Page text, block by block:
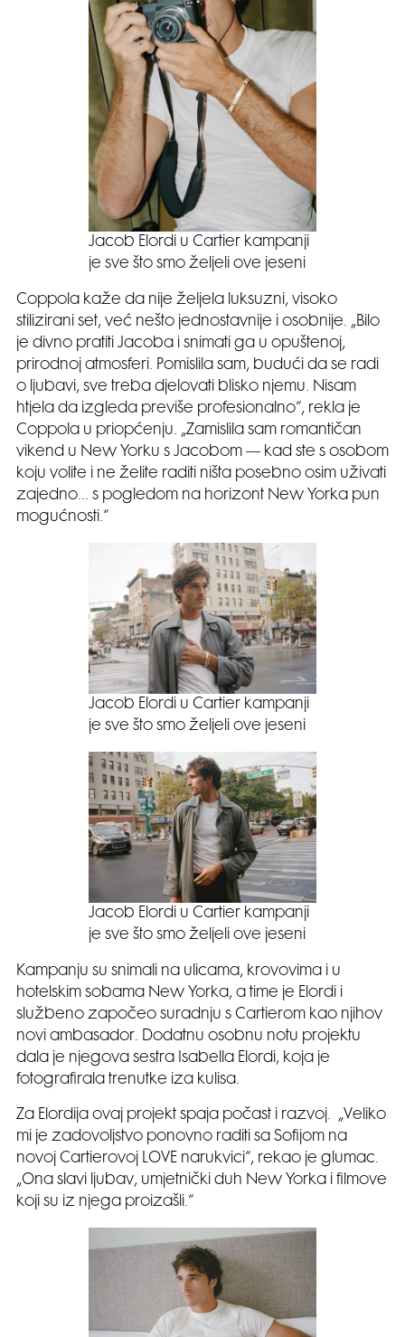
Jacob Elordi u Cartier kampanji
je sve što smo željeli ove jeseni
Coppola kaže da nije željela luksuzni, visoko
stilizirani set, već nešto jednostavnije i osobnije. „Bilo
je divno pratiti Jacoba i snimati ga u opuštenoj,
prirodnoj atmosferi. Pomislila sam, budući da se radi
o ljubavi, sve treba djelovati blisko njemu. Nisam
htjela da izgleda previše profesionalno“, rekla je
Coppola u priopćenju. „Zamislila sam romantičan
vikend u New Yorku s Jacobom — kad ste s osobom
koju volite i ne želite raditi ništa posebno osim uživati
zajedno… s pogledom na horizont New Yorka pun
mogućnosti.“
Jacob Elordi u Cartier kampanji
je sve što smo željeli ove jeseni
Jacob Elordi u Cartier kampanji
je sve što smo željeli ove jeseni
Kampanju su snimali na ulicama, krovovima i u
hotelskim sobama New Yorka, a time je Elordi i
službeno započeo suradnju s Cartierom kao njihov
novi ambasador. Dodatnu osobnu notu projektu
dala je njegova sestra Isabella Elordi, koja je
fotografirala trenutke iza kulisa.
Za Elordija ovaj projekt spaja počast i razvoj. „Veliko
mi je zadovoljstvo ponovno raditi sa Sofijom na
novoj Cartierovoj LOVE narukvici“, rekao je glumac.
„Ona slavi ljubav, umjetnički duh New Yorka i filmove
koji su iz njega proizašli.“